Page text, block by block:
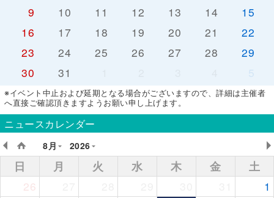
9
10 11 12 13 14
15
16
17 18 19 20 21
22
23
24 25 26 27 28
29
30
31 5
※イベント中止および延期となる場合がございますので、詳細は主催者
へ直接ご確認頂きますようお願い申し上げます。
ニュースカレンダー
8月
2026
日 月 火 水 木 金
土
26
1